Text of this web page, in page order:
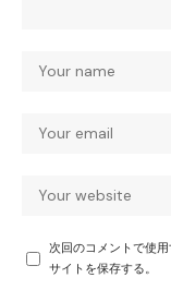
次回のコメントで使
サイトを保存する。